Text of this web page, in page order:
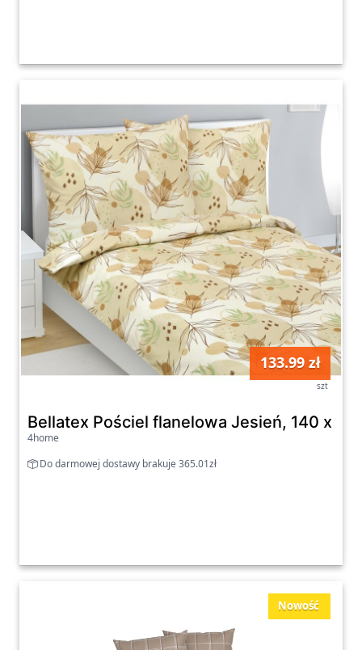
133.99 zł
szt
Bellatex Pościel flanelowa Jesień, 140 x
4home
Do darmowej dostawy brakuje 365.01zł
Nowość